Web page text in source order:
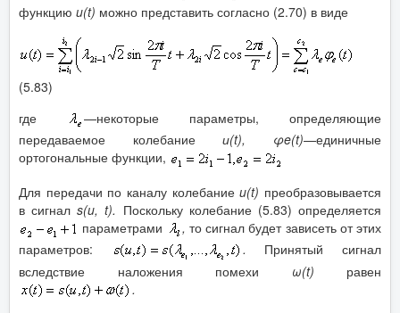
функцию u(t) можно представить согласно (2.70) в виде
(5.83)
где
—некоторые параметры, определяющие
передаваемое колебаниеи(t), φe(t)—единичные
ортогональные функции,
Для передачи по каналу колебаниеu(t) преобразовывается
в сигналs(u,t). Поскольку колебание (5.83) определяется
параметрами
, то сигнал будет зависеть от этих
параметров:
. Принятый сигнал
вследствие наложения помехи ω(t) равен
.